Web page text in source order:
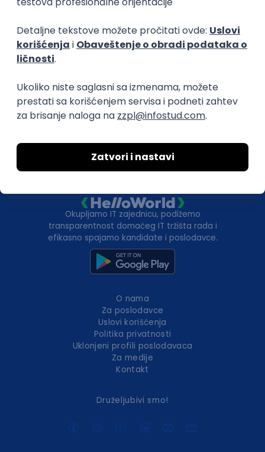
Senior
Embedded Software Engineer
Tajfun HIL d.o.o.
Novi Sad
30.08.2026.
Linux C++ Git Svn Python C SoC
Embedded
FPGA
Matlab Intermediate
2
Okupljamo IT zajednicu, podižemo
transparentnost domaćeg IT tržišta rada i
efikasno spajamo kandidate i poslodavce.
O nama
Za poslodavce
Uslovi korišćenja
Politika privatnosti
Uklonjeni profili poslodavaca
Za medije
Kontakt
Druželjubivi smo!